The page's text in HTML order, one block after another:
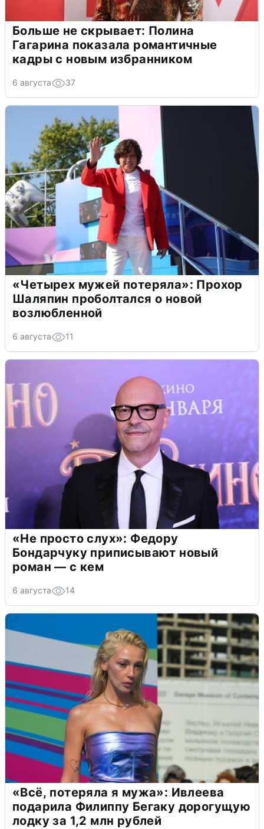
Больше не скрывает: Полина
Гагарина показала романтичные
кадры с новым избранником
6 августа 37
«Четырех мужей потеряла»: Прохор
Шаляпин проболтался о новой
возлюбленной
6 августа 11
«Не просто слух»: Федору
Бондарчуку приписывают новый
роман — с кем
6 августа 14
«Всё, потеряла я мужа»: Ивлеева
подарила Филиппу Бегаку дорогущую
лодку за 1,2 млн рублей